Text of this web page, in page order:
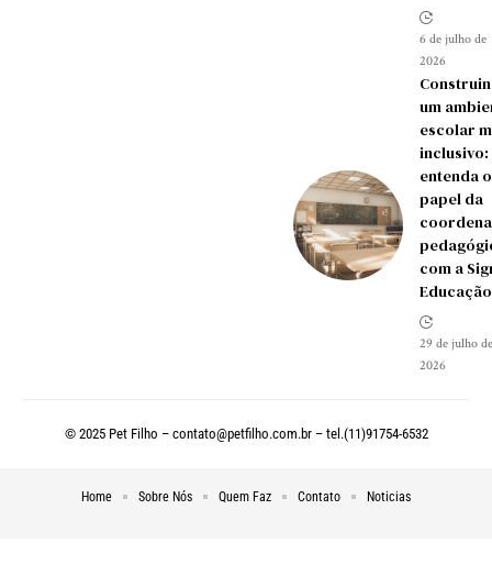
6 de julho de
2026
um
escolar
inclusivo:
entenda o
papel da
com a
Educação
29 de julho de
2026
© 2025 Pet Filho – contato@petfilho.com.br– tel.(11)91754-6532
Home Sobre Nós Quem Faz Contato Noticias